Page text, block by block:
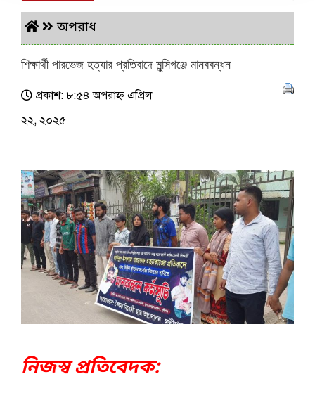
অপরাধ
শিক্ষার্থী পারভেজ হত্যার প্রতিবাদে মুন্সিগঞ্জে মানববন্ধন
প্রকাশ: ৮:৫৪ অপরাহ্ণ এপ্রিল
২২, ২০২৫
নিজস্ব প্রতিবেদক: